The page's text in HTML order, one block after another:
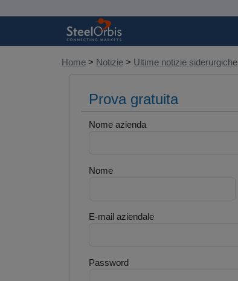
Home > Notizie > Ultime notizie siderurgiche
Prova gratuita
Nome azienda
Nome
E-mail aziendale
Password